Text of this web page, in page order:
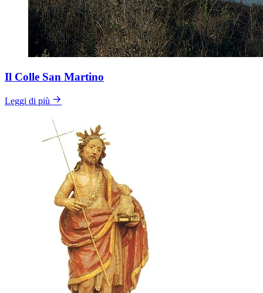
Il Colle San Martino
Leggi di più